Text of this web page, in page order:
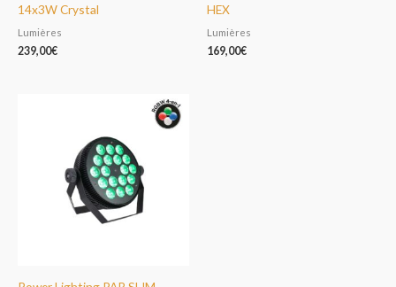
14x3W Crystal
Lumières
239,00€
HEX
Lumières
169,00€